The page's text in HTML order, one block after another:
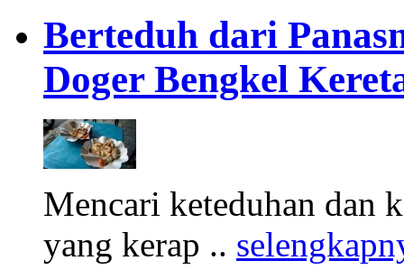
Berteduh dari
Doger Bengkel
Mencari keteduhan dan
yang kerap ..